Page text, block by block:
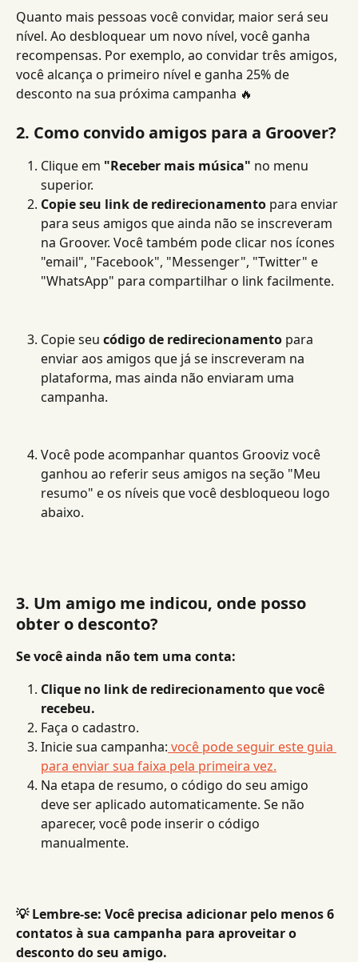
Quanto mais pessoas você convidar, maior será seu
nível. Ao desbloquear um novo nível, você ganha
recompensas. Por exemplo, ao convidar três amigos,
você alcança o primeiro nível e ganha 25% de
desconto na sua próxima campanha 🔥
2. Como convido amigos para a Groover?
Clique em "Receber mais música" no menu
superior.
Copie seu link de redirecionamento para enviar
para seus amigos que ainda não se inscreveram
na Groover. Você também pode clicar nos ícones
"email", "Facebook", "Messenger", "Twitter" e
"WhatsApp" para compartilhar o link facilmente.
Copie seu código de redirecionamento para
enviar aos amigos que já se inscreveram na
plataforma, mas ainda não enviaram uma
campanha.
Você pode acompanhar quantos Grooviz você
ganhou ao referir seus amigos na seção "Meu
resumo" e os níveis que você desbloqueou logo
abaixo.
3. Um amigo me indicou, onde posso
obter o desconto?
Se você ainda não tem uma conta:
Clique no link de redirecionamento que você
recebeu.
Faça o cadastro.
Inicie sua campanha: você pode seguir este guia
para enviar sua faixa pela primeira vez.
Na etapa de resumo, o código do seu amigo
deve ser aplicado automaticamente. Se não
aparecer, você pode inserir o código
manualmente.
💡 Lembre-se: Você precisa adicionar pelo menos 6
contatos à sua campanha para aproveitar o
desconto do seu amigo.